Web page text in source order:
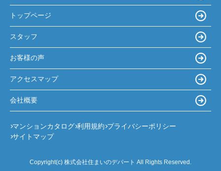
トップページ
スタッフ
お客様の声
アクセスマップ
会社概要
マンションカタログ 利用規約 プライバシーポリシー
サイトマップ
Copyright(c) 株式会社住まいのデパート All Rights Reserved.